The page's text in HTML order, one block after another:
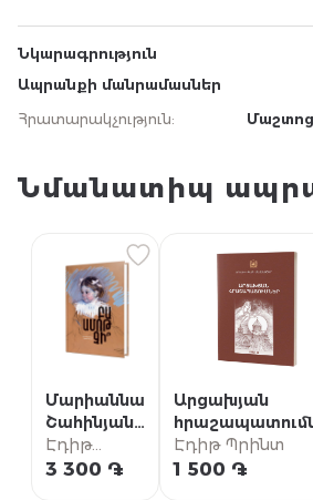
Նկարագրություն
Ապրանքի մանրամասներ
Հրատարակչություն: Մաշտոց
Նմանատիպ
Մարիաննա
Շահինյան /
Բա ամոթ
չի՞
Էդիթ
Պրինտ
3 300 ֏
Արցախյան
/ Մաս Ա (Արցախի
թեմի
Էդիթ Պրինտ
1 500 ֏